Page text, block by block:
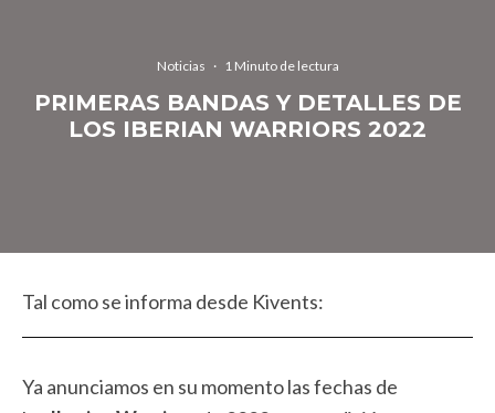
Noticias · 1 Minuto de lectura
PRIMERAS BANDAS Y DETALLES DE
LOS IBERIAN WARRIORS 2022
Tal como se informa desde Kivents:
Ya anunciamos en su momento las fechas de